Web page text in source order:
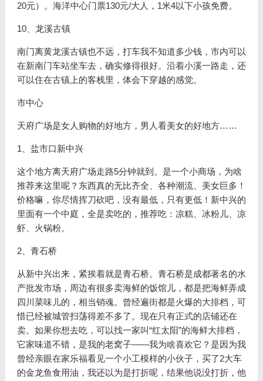
20元）。海洋中心门票130元/大人，1米4以下小孩免费。
10、龙溪古镇
南门离黄龙溪古镇也不远，打车我不知道多少钱，市内可以
在新南门车站坐车去，确实修得很好。沿着小溪一路走，还
可以住在古镇上的客栈里，体会下穿越的感觉。
市中心
天府广场是女人购物的好地方，男人看美女的好地方……
1、盐市口新中兴
这个地方离天府广场走路5分钟就到。是一个小商场，为啥
推荐来这里呢？东西真的无比齐全、各种潮流、美女巨多！
价格嘛，你尽情挥刀砍吧，没有最低，只有更低！新中兴的
里面有一个中庭，全是卖吃的，推荐吃：凉糕、冰粉儿、凉
虾、火锅粉。
2、青石桥
从新中兴出来，紧挨着就是青石桥。青石桥是成都著名的水
产批发市场，周边有很多卖海鲜的饭馆儿，都是把海鲜弄成
四川菜味儿的，相当销魂。曾经遍街都是火爆的大排档，可
惜已经被城管扫荡得差不多了。现在只有正式的店铺还在
卖。如果你想去吃，可以找一家叫“红太阳”的海鲜大排档，
它家味道不错，是我的老窝子——我为啥喜欢它？是因为我
曾经亲眼在家乐福看见一个小工模样的小伙子，买了2大车
的金龙鱼食用油，我还以为是打折呢，结果他说没打折，他